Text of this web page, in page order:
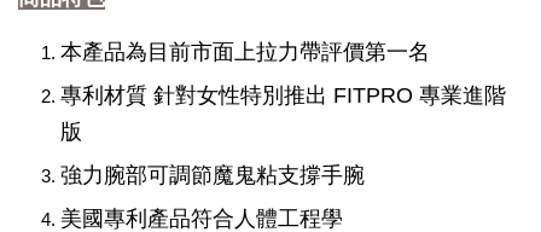
本產品為目前市面上拉力帶評價第一名
專利材質 針對女性特別推出 FITPRO 專業進階
版
強力腕部可調節魔鬼粘支撐手腕
美國專利產品符合人體工程學